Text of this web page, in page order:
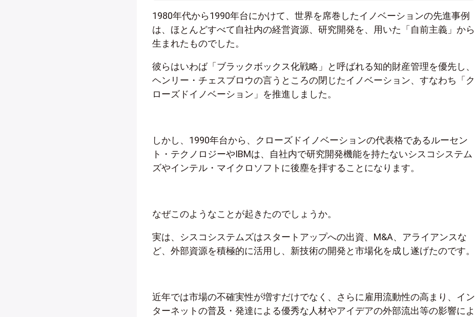
1980年代から1990年台にかけて、世界を席巻したイノベーションの先進事例
は、ほとんどすべて自社内の経営資源、研究開発を、用いた「自前主義」から
生まれたものでした。
彼らはいわば「ブラックボックス化戦略」と呼ばれる知的財産管理を優先し、
ヘンリー・チェスブロウの言うところの閉じたイノベーション、すなわち「ク
ローズドイノベーション」を推進しました。
しかし、1990年台から、クローズドイノベーションの代表格であるルーセン
ト・テクノロジーやIBMは、自社内で研究開発機能を持たないシスコシステム
ズやインテル・マイクロソフトに後塵を拝することになります。
なぜこのようなことが起きたのでしょうか。
実は、シスコシステムズはスタートアップへの出資、M&A、アライアンスな
ど、外部資源を積極的に活用し、新技術の開発と市場化を成し遂げたのです。
近年では市場の不確実性が増すだけでなく、さらに雇用流動性の高まり、イン
ターネットの普及・発達による優秀な人材やアイデアの外部流出等の影響によ